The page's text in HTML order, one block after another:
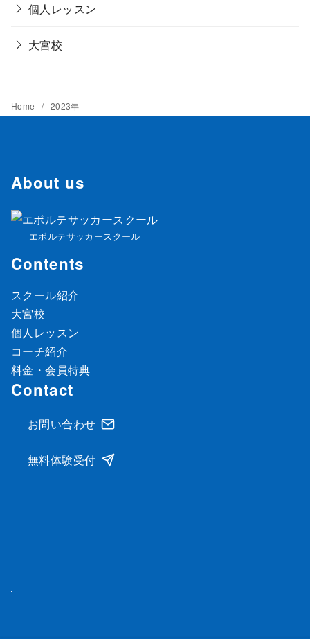
個人レッスン
大宮校
Home 2023年
About us
エボルテサッカースクール
Contents
スクール紹介
大宮校
個人レッスン
コーチ紹介
料金・会員特典
Contact
お問い合わせ
無料体験受付